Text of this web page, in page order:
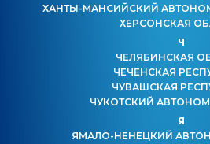
ХАНТЫ-МАНСИЙСКИЙ
ХЕРСОНСКАЯ
Ч
ЧЕЛЯБИНСКАЯ
ЧЕЧЕНСКАЯ
ЧУВАШСКАЯ
ЧУКОТСКИЙ
Я
ЯМАЛО-НЕНЕЦКИЙ